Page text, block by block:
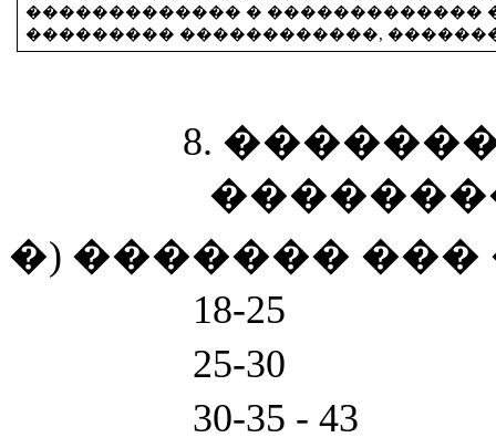
������������� � �������������
��������� ������������,
8.​
�) �������
​ 18-25
​ 25-30
​ 30-35 - 43